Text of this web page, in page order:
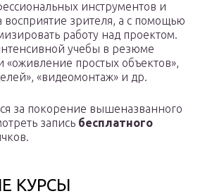
инструментов и
восприятие зрителя, а с помощью
работу над проектом.
учебы в резюме
«оживление простых объектов»,
«видеомонтаж» и др.
за покорение вышеназванного
запись бесплатного
КУРСЫ